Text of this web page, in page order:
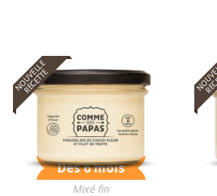
NOUVELLE
RECETTE
Dès 6 mois
Mixé fin